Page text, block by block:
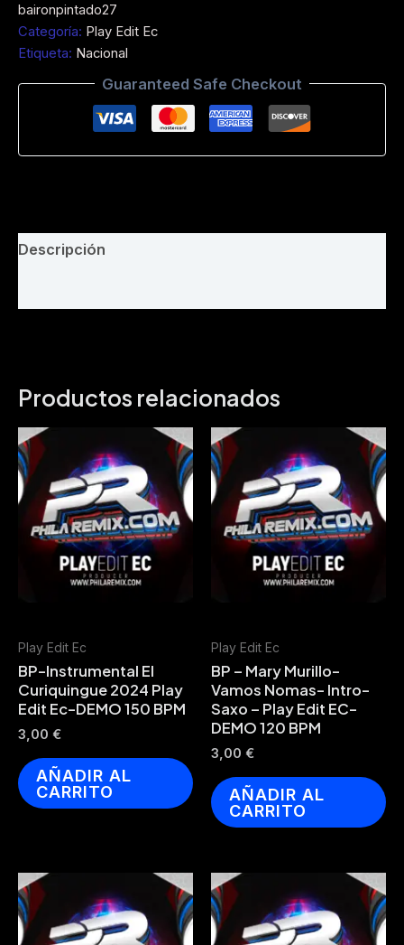
Si
Quizas
No
(Play
Melodia
cantidad
baironpintado27
Categoría: Play Edit Ec
Etiqueta: Nacional
Guaranteed Safe Checkout
Descripción
Productos relacionados
Play Edit Ec
BP-Instrumental El
Curiquingue 2024 Play
Edit Ec-DEMO 150 BPM
3,00 €
AÑADIR AL
CARRITO
Play Edit Ec
BP – Mary Murillo-
Vamos Nomas- Intro-
Saxo – Play Edit EC-
DEMO 120 BPM
3,00 €
AÑADIR AL
CARRITO